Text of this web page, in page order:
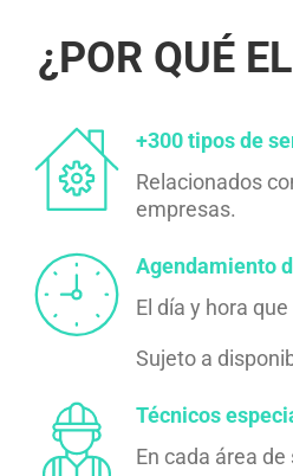
¿POR QUÉ
+300 tipos de
Relacionados
empresas.
Agendamiento
El día y hora
Sujeto a
Técnicos
En cada área